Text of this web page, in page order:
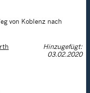
von Koblenz nach
Hinzugefügt:
03.02.2020